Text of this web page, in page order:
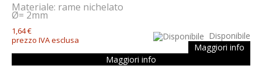
Materiale: rame nichelato
Ø= 2mm
1,64 €
prezzo IVA esclusa
Disponibile
Maggiori info
Maggiori info